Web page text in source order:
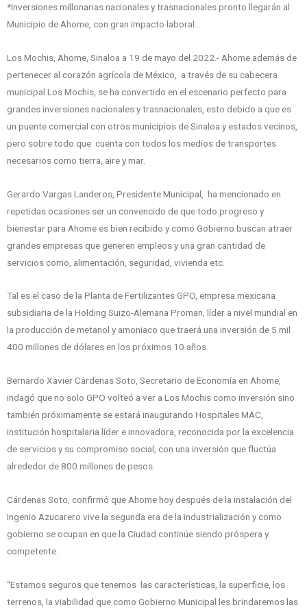
*Inversiones millonarias nacionales y trasnacionales pronto llegarán al
Municipio de Ahome, con gran impacto laboral…
Los Mochis, Ahome, Sinaloa a 19 de mayo del 2022.- Ahome además de
pertenecer al corazón agrícola de México, a través de su cabecera
municipal Los Mochis, se ha convertido en el escenario perfecto para
grandes inversiones nacionales y trasnacionales, esto debido a que es
un puente comercial con otros municipios de Sinaloa y estados vecinos,
pero sobre todo que cuenta con todos los medios de transportes
necesarios como tierra, aire y mar.
Gerardo Vargas Landeros, Presidente Municipal, ha mencionado en
repetidas ocasiones ser un convencido de que todo progreso y
bienestar para Ahome es bien recibido y como Gobierno buscan atraer
grandes empresas que generen empleos y una gran cantidad de
servicios como, alimentación, seguridad, vivienda etc.
Tal es el caso de la Planta de Fertilizantes GPO, empresa mexicana
subsidiaria de la Holding Suizo-Alemana Proman, líder a nivel mundial en
la producción de metanol y amoniaco que traerá una inversión de 5 mil
400 millones de dólares en los próximos 10 años.
Bernardo Xavier Cárdenas Soto, Secretario de Economía en Ahome,
indagó que no solo GPO volteó a ver a Los Mochis como inversión sino
también próximamente se estará inaugurando Hospitales MAC,
institución hospitalaria líder e innovadora, reconocida por la excelencia
de servicios y su compromiso social, con una inversión que fluctúa
alrededor de 800 millones de pesos.
Cárdenas Soto, confirmó que Ahome hoy después de la instalación del
Ingenio Azucarero vive la segunda era de la industrialización y como
gobierno se ocupan en que la Ciudad continúe siendo próspera y
competente.
“Estamos seguros que tenemos las características, la superficie, los
terrenos, la viabilidad que como Gobierno Municipal les brindaremos las